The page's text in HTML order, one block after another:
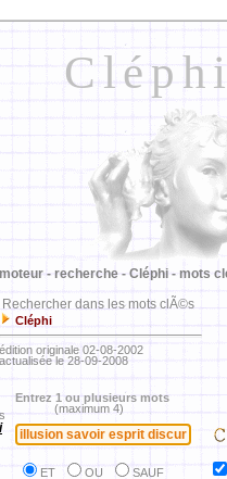
moteur - recherche - Cléphi - mots
Rechercher dans les mots clÃ©s
Cléphi
édition originale 02-08-2002
actualisée le 28-09-2008
Entrez 1 ou plusieurs mots
(maximum 4)
ET OU
SAUF